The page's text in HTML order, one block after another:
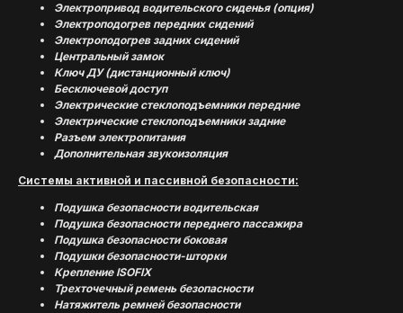
Электропривод водительского сиденья (опция)
Электроподогрев передних сидений
Электроподогрев задних сидений
Центральный замок
Ключ ДУ (дистанционный ключ)
Беcключевой доступ
Электрические стеклоподъемники передние
Электрические стеклоподъемники задние
Разъем электропитания
Дополнительная звукоизоляция
Системы активной и пассивной безопасности:
Подушка безопасности водительская
Подушка безопасности переднего пассажира
Подушка безопасности боковая
Подушки безопасности-шторки
Крепление ISOFIX
Трехточечный ремень безопасности
Натяжитель ремней безопасности